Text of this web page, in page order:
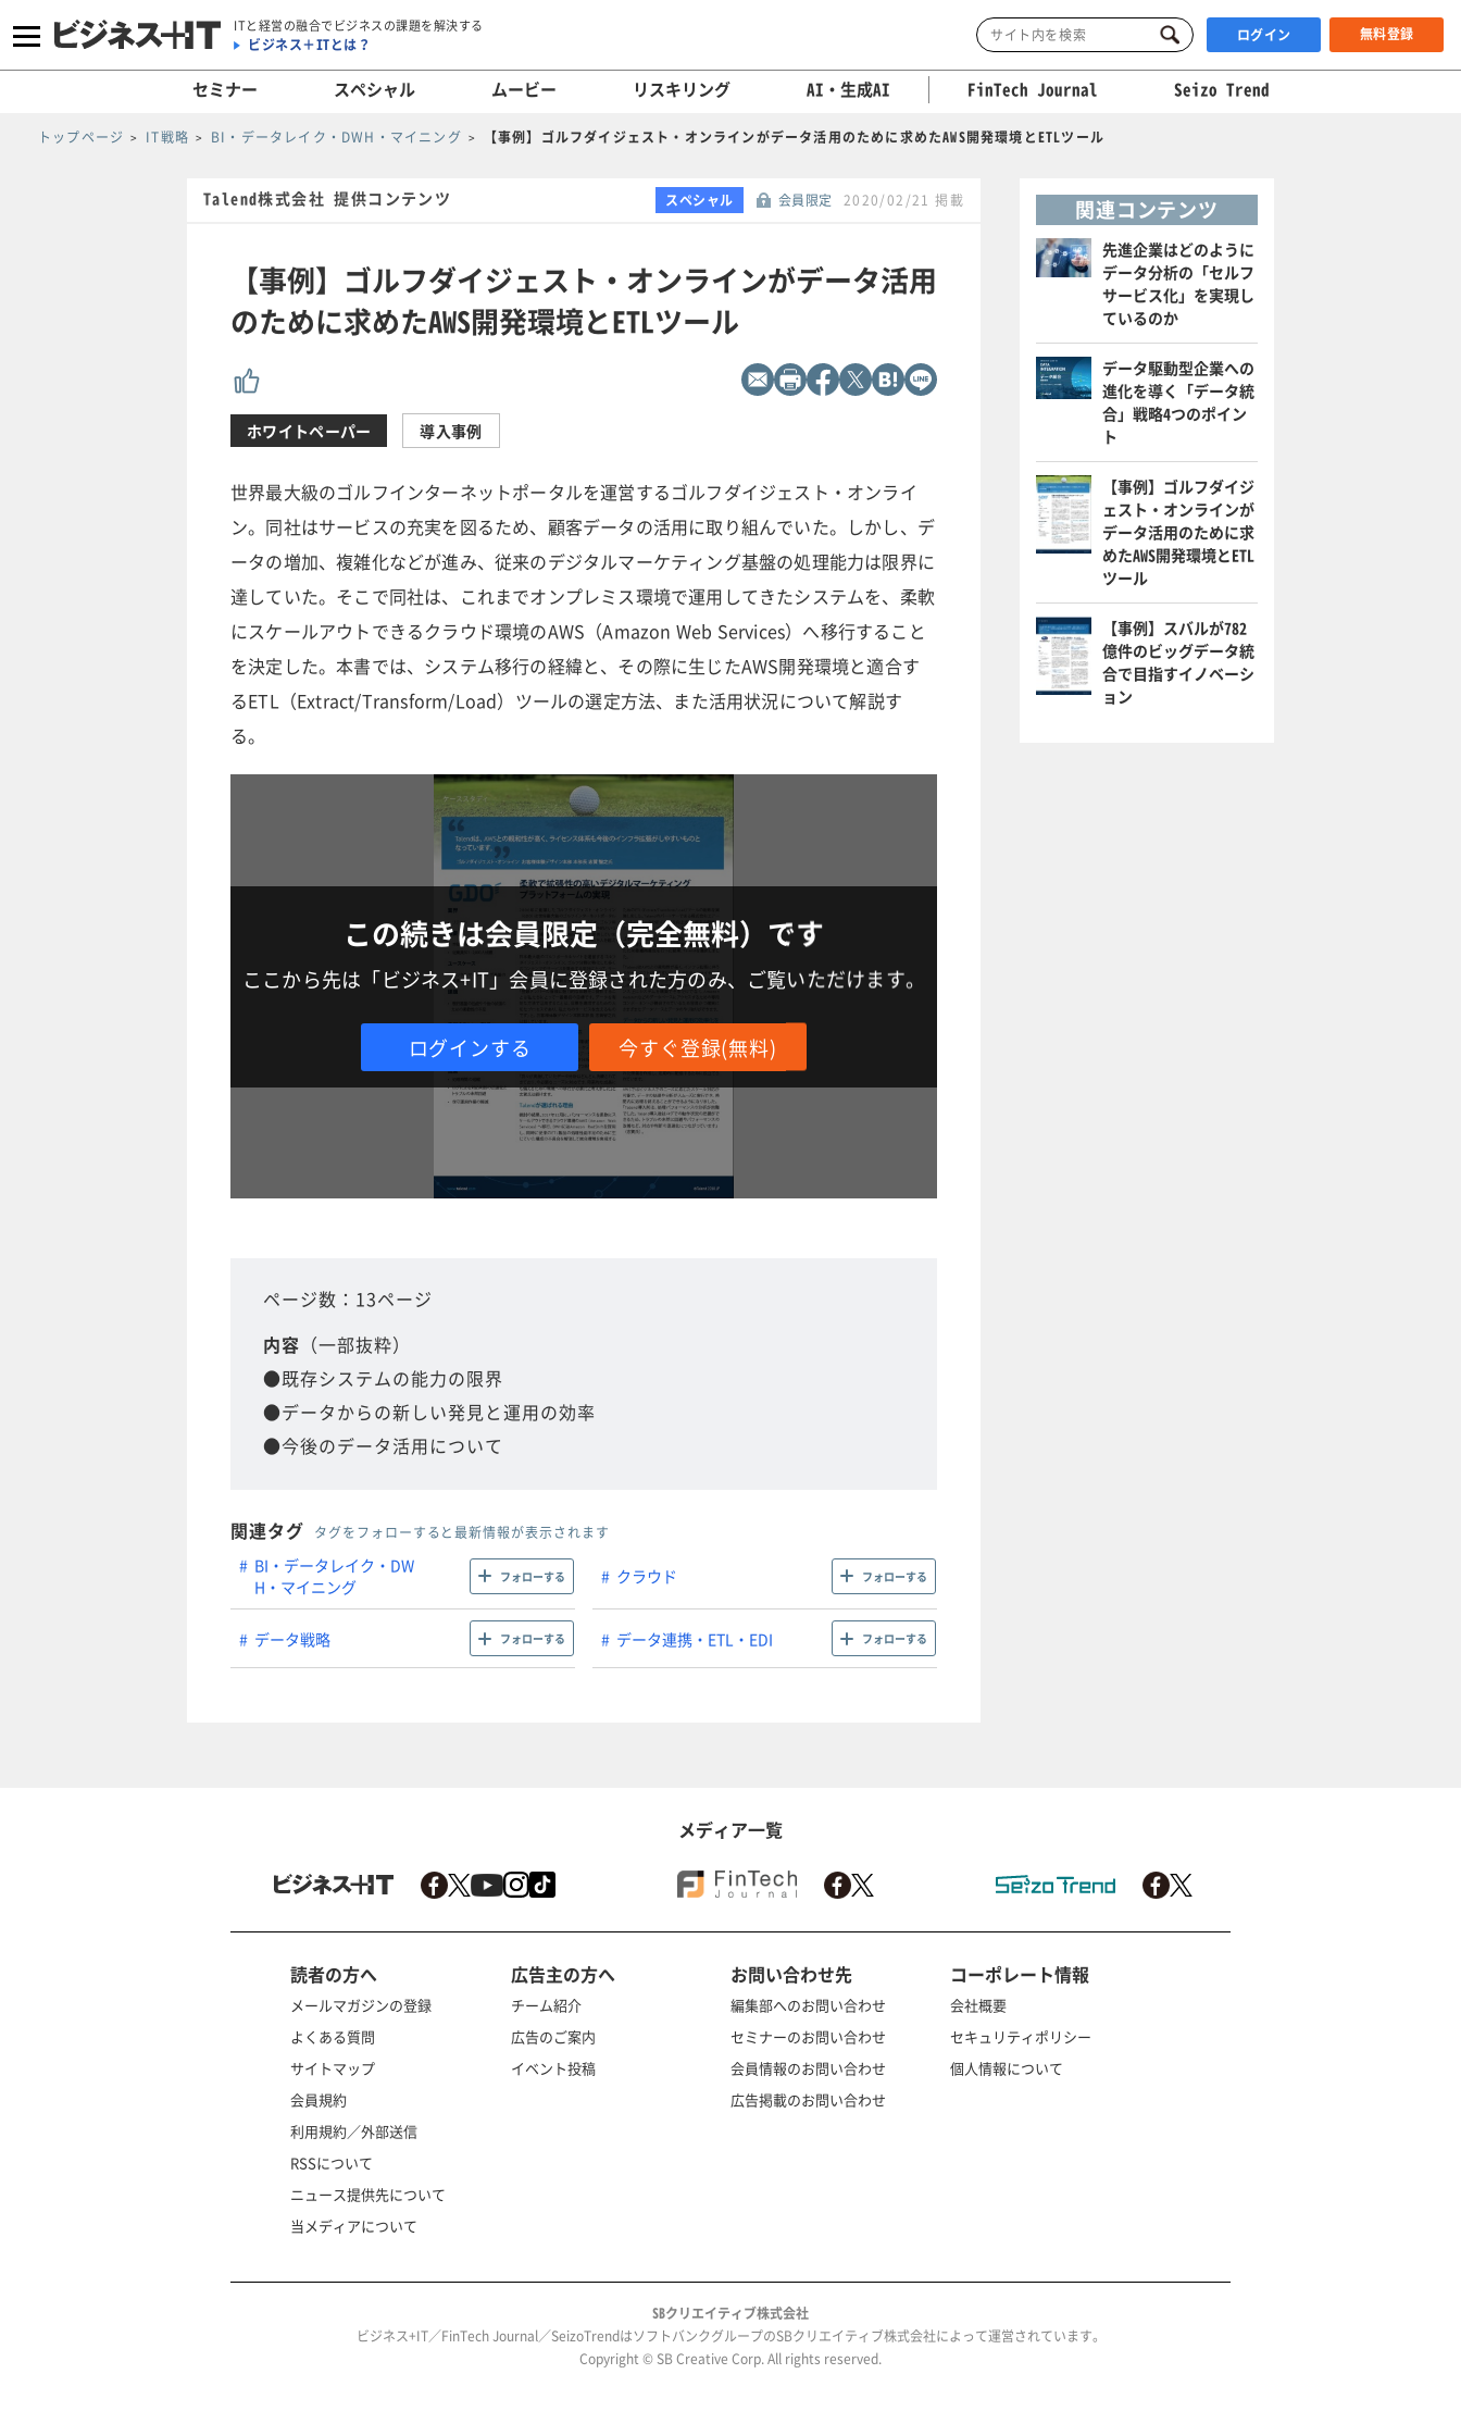
ITと経営の融合でビジネスの課題を解決する
ビジネス＋ITとは？ ログイン 無料登録
セミナー スペシャル ムービー リスキリング AI・生成AI FinTech Journal Seizo Trend
トップページ IT戦略 BI・データレイク・DWH・マイニング 【事例】ゴルフダイジェスト・オンラインがデータ活用のために求めたAWS開発環境とETLツール
Talend株式会社 提供コンテンツ スペシャル 会員限定 2020/02/21 掲載
【事例】ゴルフダイジェスト・オンラインがデータ活用
のために求めたAWS開発環境とETLツール
ホワイトペーパー 導入事例
世界最大級のゴルフインターネットポータルを運営するゴルフダイジェスト・オンライ
ン。同社はサービスの充実を図るため、顧客データの活用に取り組んでいた。しかし、デ
ータの増加、複雑化などが進み、従来のデジタルマーケティング基盤の処理能力は限界に
達していた。そこで同社は、これまでオンプレミス環境で運用してきたシステムを、柔軟
にスケールアウトできるクラウド環境のAWS（Amazon Web Services）へ移行すること
を決定した。本書では、システム移行の経緯と、その際に生じたAWS開発環境と適合す
るETL（Extract/Transform/Load）ツールの選定方法、また活用状況について解説す
る。
この続きは会員限定（完全無料）です
ここから先は「ビジネス+IT」会員に登録された方のみ、ご覧いただけます。
ログインする 今すぐ登録(無料)
ページ数：13ページ
内容 （一部抜粋）
●既存システムの能力の限界
●データからの新しい発見と運用の効率
●今後のデータ活用について
関連タグ タグをフォローすると最新情報が表示されます
BI・データレイク・DW
H・マイニング
フォローする クラウド フォローする
データ戦略 フォローする データ連携・ETL・EDI フォローする
関連コンテンツ
先進企業はどのように
データ分析の「セルフ
サービス化」を実現し
ているのか
データ駆動型企業への
進化を導く「データ統
合」戦略4つのポイン
ト
【事例】ゴルフダイジ
ェスト・オンラインが
データ活用のために求
めたAWS開発環境とETL
ツール
【事例】スバルが782
億件のビッグデータ統
合で目指すイノベーシ
ョン
メディア一覧
読者の方へ
メールマガジンの登録
よくある質問
サイトマップ
会員規約
利用規約／外部送信
RSSについて
ニュース提供先について
当メディアについて
広告主の方へ
チーム紹介
広告のご案内
イベント投稿
お問い合わせ先
編集部へのお問い合わせ
セミナーのお問い合わせ
会員情報のお問い合わせ
広告掲載のお問い合わせ
コーポレート情報
会社概要
セキュリティポリシー
個人情報について
SBクリエイティブ株式会社
ビジネス+IT／FinTech Journal／SeizoTrendはソフトバンクグループのSBクリエイティブ株式会社によって運営されています。
Copyright © SB Creative Corp. All rights reserved.